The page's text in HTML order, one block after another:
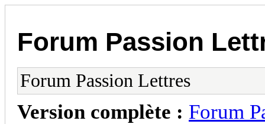
Forum Passion
Forum Passion Lettres
Version complète : Forum